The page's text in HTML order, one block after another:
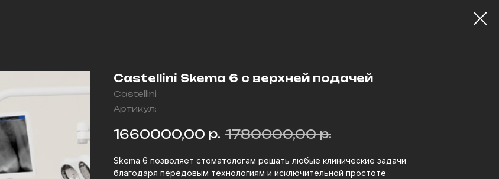
Castellini Skema 6 с верхней подачей
Castellini
Артикул:
1660000,00 р. 1780000,00 р.
Skema 6 позволяет стоматологам решать любые клинические задачи
благодаря передовым технологиям и исключительной простоте